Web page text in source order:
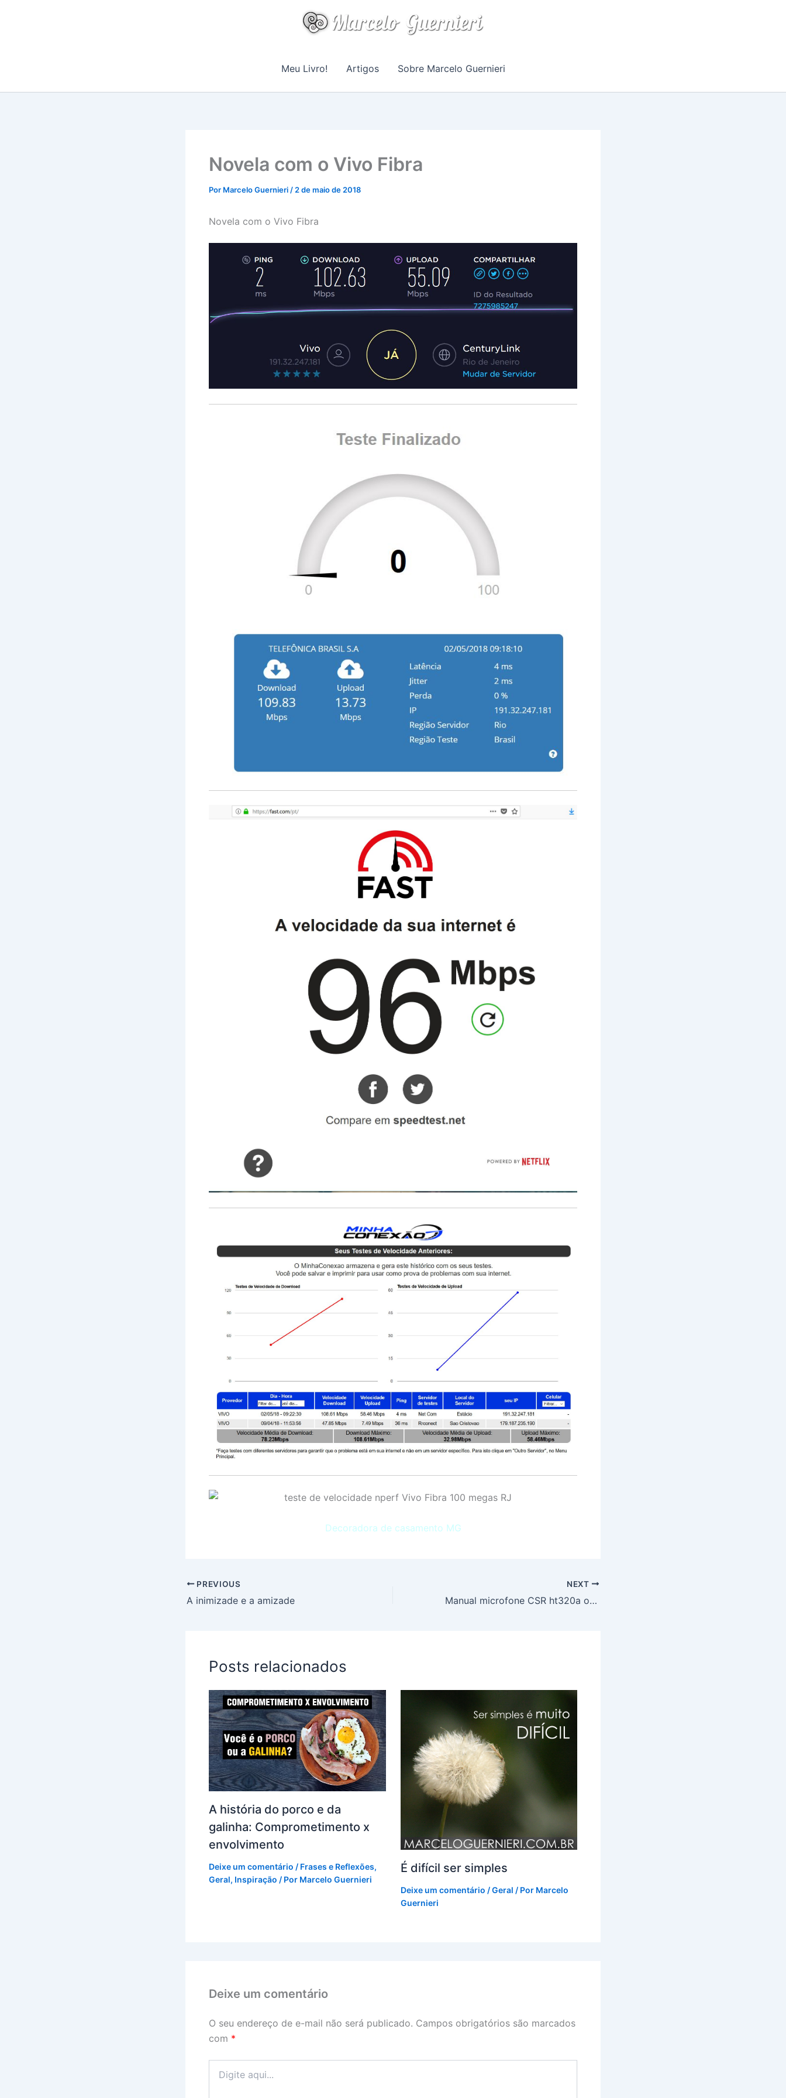
Meu Livro!
Artigos Sobre Marcelo Guernieri
Novela com o Vivo Fibra
Por Marcelo Guernieri / 2 de maio de 2018
Novela com o Vivo Fibra
Decoradora de casamento MG
PREVIOUS
A inimizade e a amizade
NEXT
Manual microfone CSR ht320a ou ht81 em português – BR
Posts relacionados
A história do porco e da
galinha: Comprometimento x
envolvimento
Deixe um comentário / Frases e Reflexões,
Geral, Inspiração / Por Marcelo Guernieri
É difícil ser simples
Deixe um comentário /Geral / Por Marcelo
Guernieri
Deixe um comentário
O seu endereço de e-mail não será publicado. Campos obrigatórios são marcados
com *
aqui...